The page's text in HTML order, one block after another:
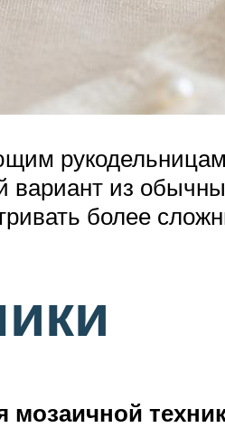
вариант из
более
мозаичной